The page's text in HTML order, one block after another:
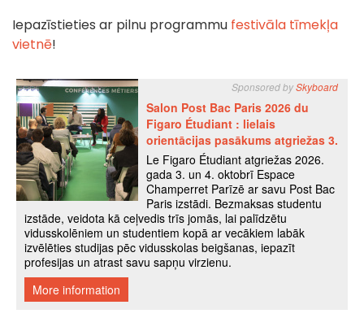
Iepazīstieties ar pilnu programmu festivāla tīmekļa
vietnē!